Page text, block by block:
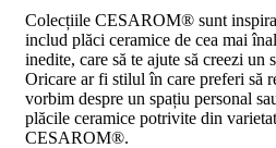
D01
BI
UGL
2020
Declaratia
de
Colecțiile CESAROM® sunt
includ plăci ceramice de cea mai
inedite, care să te ajute să creezi
Oricare ar fi stilul în care preferi să
vorbim despre un spațiu personal
plăcile ceramice potrivite din
CESAROM®.